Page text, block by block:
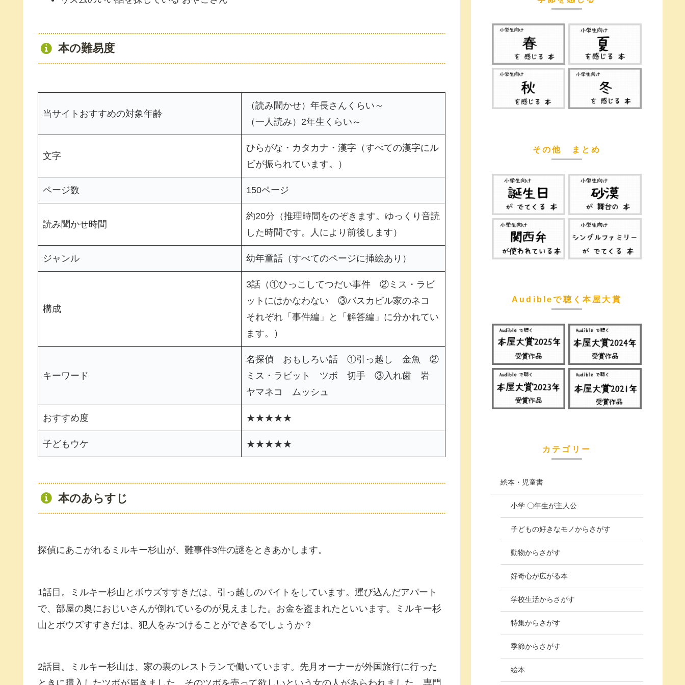
本の難易度
当サイトおすすめの対象年齢
（読み聞かせ）年長さんくらい～
（一人読み）2年生くらい～
文字
ひらがな・カタカナ・漢字（すべての漢字にル
ビが振られています。）
ページ数 150ページ
読み聞かせ時間
約20分（推理時間をのぞきます。ゆっくり音読
した時間です。人により前後します）
ジャンル 幼年童話（すべてのページに挿絵あり）
構成
3話（①ひっこしてつだい事件 ②ミス・ラビ
ットにはかなわない ③バスカビル家のネコ
それぞれ「事件編」と「解答編」に分かれてい
ます。）
キーワード
名探偵 おもしろい話 ①引っ越し 金魚 ②
ミス・ラビット ツボ 切手 ③入れ歯 岩
ヤマネコ ムッシュ
おすすめ度 ★★★★★
子どもウケ ★★★★★
本のあらすじ
探偵にあこがれるミルキー杉山が、難事件3件の謎をときあかします。
1話目。ミルキー杉山とボウズすすきだは、引っ越しのバイトをしています。運び込んだアパート
で、部屋の奥におじいさんが倒れているのが見えました。お金を盗まれたといいます。ミルキー杉
山とボウズすすきだは、犯人をみつけることができるでしょうか？
2話目。ミルキー杉山は、家の裏のレストランで働いています。先月オーナーが外国旅行に行った
ときに購入したツボが届きました。そのツボを売って欲しいという女の人があらわれました。専門
その他 まとめ
Audibleで聴く本屋大賞
カテゴリー
絵本・児童書
小学 〇年生が主人公
子どもの好きなモノからさがす
動物からさがす
好奇心が広がる本
学校生活からさがす
特集からさがす
季節からさがす
絵本